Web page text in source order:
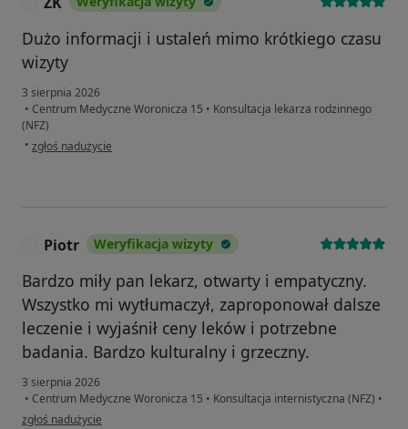
Dużo informacji i ustaleń mimo krótkiego czasu
wizyty
3 sierpnia 2026
• Centrum Medyczne Woronicza 15 • Konsultacja lekarza rodzinnego
(NFZ)
• w opinii użytkownika ZK
zgłoś nadużycie
Piotr Weryfikacja wizyty
Bardzo miły pan lekarz, otwarty i empatyczny.
Wszystko mi wytłumaczył, zaproponował dalsze
leczenie i wyjaśnił ceny leków i potrzebne
badania. Bardzo kulturalny i grzeczny.
3 sierpnia 2026
• Centrum Medyczne Woronicza 15 • Konsultacja internistyczna (NFZ) •
w opinii użytkownika Piotr
zgłoś nadużycie